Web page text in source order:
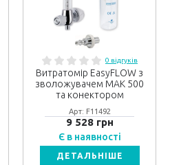
0 відгуків
Витратомір EasyFLOW з
зволожувачем MAK 500
та конектором
Арт: F11492
9 528 грн
Є в наявності
ДЕТАЛЬНІШЕ